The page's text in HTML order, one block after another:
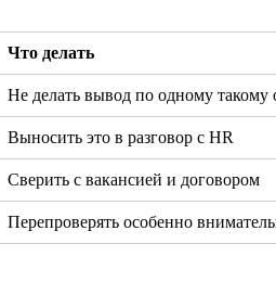
Что делать
Не делать вывод по одному такому
Выносить это в разговор с HR
Сверить с вакансией и договором
Перепроверять особенно